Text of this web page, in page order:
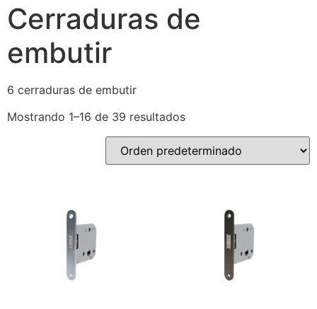
Cerraduras de
embutir
6 cerraduras de embutir
Mostrando 1–16 de 39 resultados